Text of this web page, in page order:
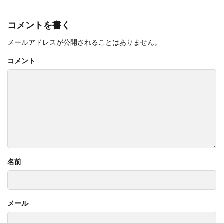
コメントを書く
メールアドレスが公開されることはありません。
コメント
名前
メール